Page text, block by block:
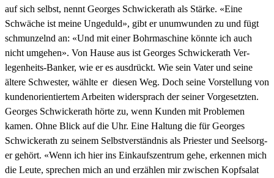
auf sich selb­st, nen­nt Georges Schwick­erath als Stärke. «Eine
Schwäche ist meine Ungeduld», gibt er unumwun­den zu und fügt
schmun­zel­nd an: «Und mit ein­er Bohrmas­chine kön­nte ich auch
nicht umge­hen». Von Hause aus ist Georges Schwick­erath Ver­
legen­heits-Banker, wie er es aus­drückt. Wie sein Vater und seine
ältere Schwest­er, wählte er diesen Weg. Doch seine Vorstel­lung von
kun­de­nori­en­tiertem Arbeit­en wider­sprach der sein­er Vorge­set­zten.
Georges Schwick­erath hörte zu, wenn Kun­den mit Prob­le­men
kamen. Ohne Blick auf die Uhr. Eine Hal­tung die für Georges
Schwick­erath zu seinem Selb­stver­ständ­nis als Priester und Seel­sorg­
er gehört. «Wenn ich hier ins Einkauf­szen­trum gehe, erken­nen mich
die Leute, sprechen mich an und erzählen mir zwis­chen Kopf­salat